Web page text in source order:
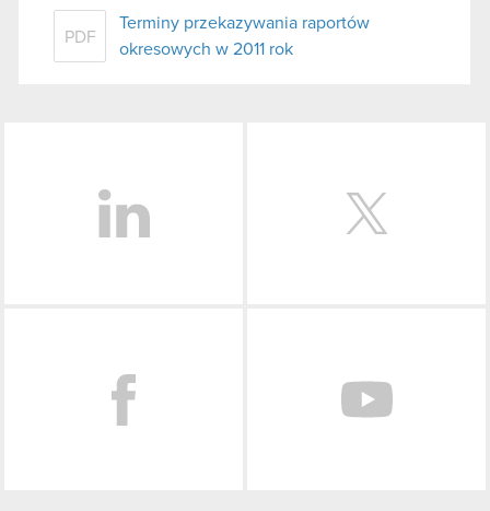
PDF
Terminy przekazywania raportów
okresowych w 2011 rok